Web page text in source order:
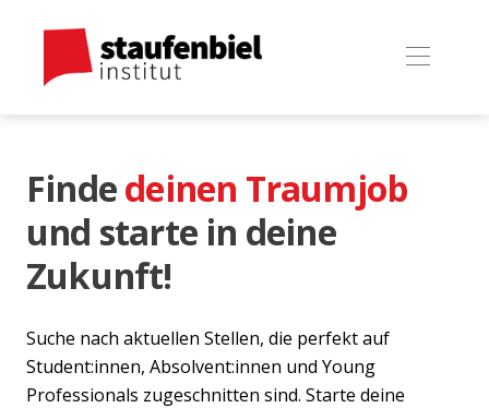
Findedeinen Traumjob
und starte in deine
Zukunft!
Suche nach aktuellen Stellen, die perfekt auf
Student:innen, Absolvent:innen und Young
Professionals zugeschnitten sind. Starte deine